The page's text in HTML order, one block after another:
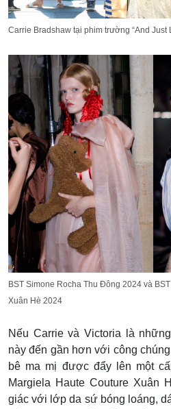
Carrie Bradshaw tại phim trường “And
BST Simone Rocha Thu Đông 2024 và
Xuân Hè 2024
Nếu Carrie và Victoria là
này đến gần hơn với công
bê ma mị được đẩy lên một
Margiela Haute Couture Xuân
giác với lớp da sứ bóng loáng,